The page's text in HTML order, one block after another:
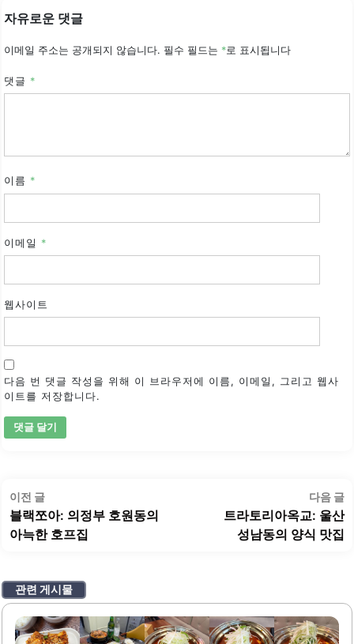
자유로운 댓글
이메일 주소는 공개되지 않습니다. 필수 필드는 *로 표시됩니다
댓글 *
이름 *
이메일 *
웹사이트
다음 번 댓글 작성을 위해 이 브라우저에 이름, 이메일, 그리고 웹사
이트를 저장합니다.
글
탐
색
이전 글이
전
글:
블랙쪼아: 의정부 호원동의
아늑한 호프집
다음 글
트라토리아옥교: 울산
성남동의 양식 맛집
관련 게시물